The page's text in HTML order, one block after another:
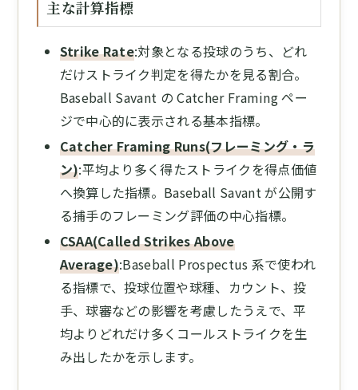
主な計算指標
Strike Rate:対象となる投球のうち、どれ
だけストライク判定を得たかを見る割合。
Baseball Savant の Catcher Framing ペー
ジで中心的に表示される基本指標。
Catcher Framing Runs(フレーミング・ラ
ン):平均より多く得たストライクを得点価値
へ換算した指標。Baseball Savant が公開す
る捕手のフレーミング評価の中心指標。
CSAA(Called Strikes Above
Average):Baseball Prospectus 系で使われ
る指標で、投球位置や球種、カウント、投
手、球審などの影響を考慮したうえで、平
均よりどれだけ多くコールストライクを生
み出したかを示します。